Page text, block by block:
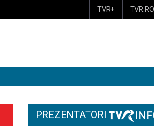
TVR+ TVR.RO
PREZENTATORI